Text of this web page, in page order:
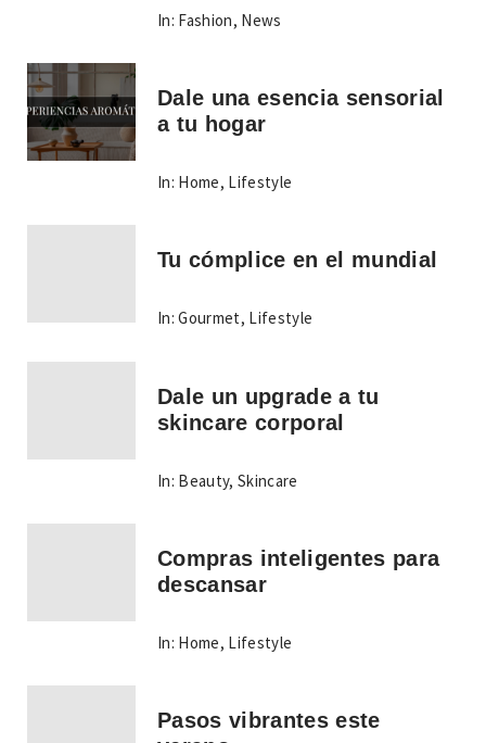
In: Fashion, News
Dale una esencia sensorial
a tu hogar
In: Home, Lifestyle
Tu cómplice en el mundial
In: Gourmet, Lifestyle
Dale un upgrade a tu
skincare corporal
In: Beauty,Skincare
Compras inteligentes para
descansar
In: Home, Lifestyle
Pasos vibrantes este